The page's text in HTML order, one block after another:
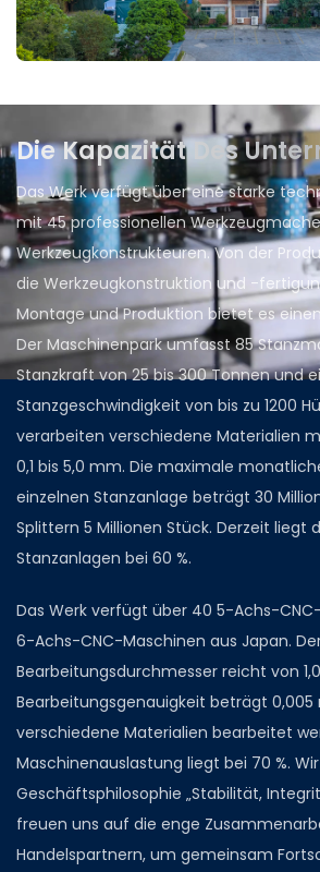
Die Kapazität Des
Das Werk verfügt über eine starke
mit 45 professionellen
Werkzeugkonstrukteuren. Von der
die Werkzeugkonstruktion und -
Montage und Produktion bietet es
Der Maschinenpark umfasst 85
Stanzkraft von 25 bis 300 Tonnen und
Stanzgeschwindigkeit von bis zu 1200
verarbeiten verschiedene Materialien
0,1 bis 5,0 mm. Die maximale
einzelnen Stanzanlage beträgt 30
Splittern 5 Millionen Stück. Derzeit liegt
Stanzanlagen bei 60 %.
Das Werk verfügt über 40 5-Achs-
6-Achs-CNC-Maschinen aus Japan.
Bearbeitungsdurchmesser reicht von
Bearbeitungsgenauigkeit beträgt 0,005
verschiedene Materialien bearbeitet
Maschinenauslastung liegt bei 70 %.
Geschäftsphilosophie „Stabilität,
freuen uns auf die enge
Handelspartnern, um gemeinsam